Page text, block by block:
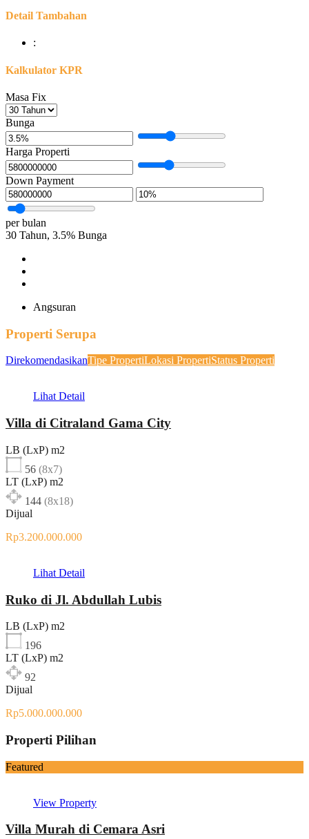
Detail Tambahan
:
Kalkulator KPR
Masa Fix
Bunga
Harga Properti
Down Payment
per bulan
30 Tahun, 3.5% Bunga
Angsuran
Properti Serupa
DirekomendasikanTipe PropertiLokasi PropertiStatus Properti
Lihat Detail
Villa di Citraland Gama City
LB (LxP) m2
56 (8x7)
LT (LxP) m2
144 (8x18)
Dijual
Rp3.200.000.000
Lihat Detail
Ruko di Jl. Abdullah Lubis
LB (LxP) m2
196
LT (LxP) m2
92
Dijual
Rp5.000.000.000
Properti Pilihan
Featured
View Property
Villa Murah di Cemara Asri